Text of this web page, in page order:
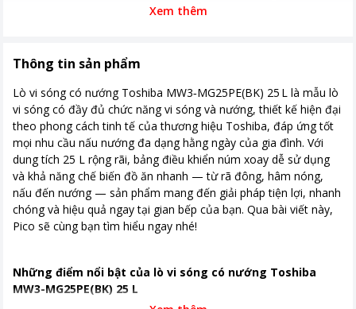
Hẹn giờ nấu
Năm ra mắt
2024
Nơi sản xuất
Trung Quốc
Kích thước, khối lượng Ngang 46.9 cm - Cao 28 cm - Sâu
38.1 cm - Nặng 11.6 kg
Khoảng giá
Từ 2 - 5 triệu
Xem thêm
Thông tin sản phẩm
Lò vi sóng có nướng Toshiba MW3‑MG25PE(BK) 25 L là mẫu lò
vi sóng có đầy đủ chức năng vi sóng và nướng, thiết kế hiện đại
theo phong cách tinh tế của thương hiệu Toshiba, đáp ứng tốt
mọi nhu cầu nấu nướng đa dạng hằng ngày của gia đình. Với
dung tích 25 L rộng rãi, bảng điều khiển núm xoay dễ sử dụng
và khả năng chế biến đồ ăn nhanh — từ rã đông, hâm nóng,
nấu đến nướng — sản phẩm mang đến giải pháp tiện lợi, nhanh
chóng và hiệu quả ngay tại gian bếp của bạn. Qua bài viết này,
Pico sẽ cùng bạn tìm hiểu ngay nhé!
Những điểm nổi bật của lò vi sóng có nướng Toshiba
MW3-MG25PE(BK) 25 L